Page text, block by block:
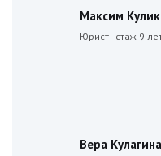
Максим
Юрист - стаж 9
Вера Кулагина